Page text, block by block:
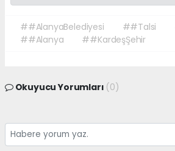
##AlanyaBelediyesi ##Talsi
##Alanya
##KardeşŞehir
Okuyucu Yorumları (0)